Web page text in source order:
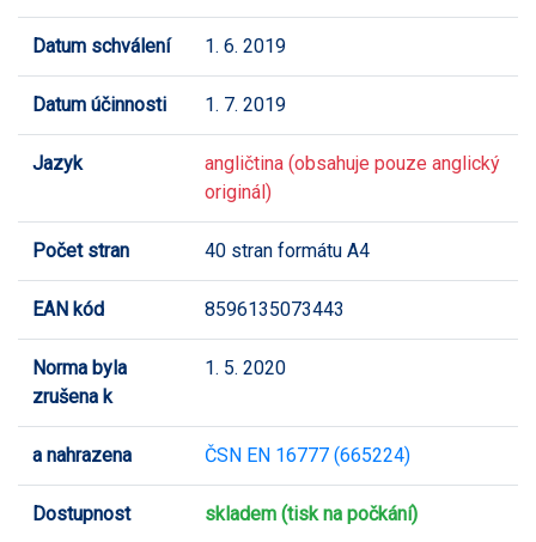
Datum schválení 1. 6. 2019
Datum účinnosti 1. 7. 2019
Jazyk
angličtina (obsahuje pouze anglický
originál)
Počet stran 40 stran formátu A4
EAN kód 8596135073443
Norma byla
zrušena k
1. 5. 2020
a nahrazena ČSN EN 16777 (665224)
Dostupnost skladem (tisk na počkání)